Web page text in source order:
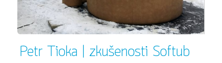
Petr Tioka | zkušenosti Softub